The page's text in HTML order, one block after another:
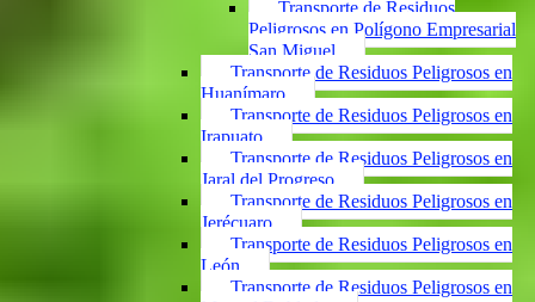
Transporte de Residuos
Peligrosos en Polígono Empresarial
San Miguel
Transporte de Residuos Peligrosos en
Huanímaro
Transporte de Residuos Peligrosos en
Irapuato
Transporte de Residuos Peligrosos en
Jaral del Progreso
Transporte de Residuos Peligrosos en
Jerécuaro
Transporte de Residuos Peligrosos en
León
Transporte de Residuos Peligrosos en